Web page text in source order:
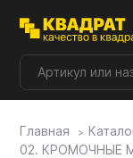
Плитные
Главная
02. КРОМОЧНЫЕ